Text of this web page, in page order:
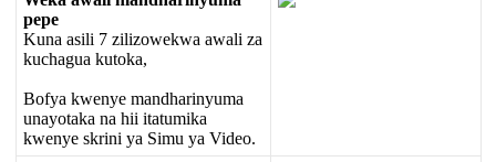
pepe
Kuna asili 7 zilizowekwa awali za
kuchagua kutoka,
Bofya kwenye mandharinyuma
unayotaka na hii itatumika
kwenye skrini ya Simu ya Video.